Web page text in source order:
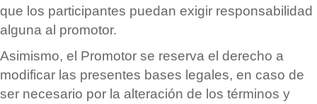
que los participantes puedan exigir responsabilidad
alguna al promotor.
Asimismo, el Promotor se reserva el derecho a
modificar las presentes bases legales, en caso de
ser necesario por la alteración de los términos y